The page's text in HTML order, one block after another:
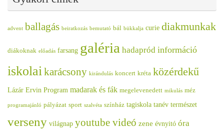
advent ballagás beiratkozás bemutató bál bükkalja curie diakmunkak
diákoknak előadás farsang galéria hadapród információ
iskolai karácsony kirándulás koncert kréta közérdekű
Lázár Ervin Program madarak és fák megelevenedett mikulás méz
programajánló pályázat sport szalvéta színház tagiskola tanév természet
verseny világnap youtube videó zene évnyitó óra